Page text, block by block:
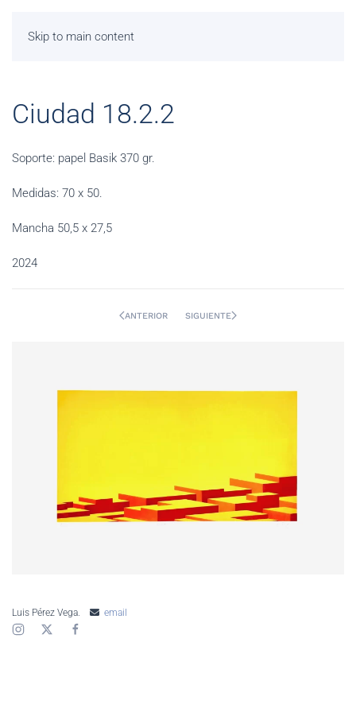
Skip to main content
Ciudad 18.2.2
Soporte: papel Basik 370 gr.
Medidas: 70 x 50.
Mancha 50,5 x 27,5
2024
ANTERIOR SIGUIENTE
Luis Pérez Vega. email